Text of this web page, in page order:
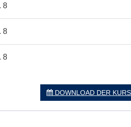
8
8
8
DOWNLOAD DER